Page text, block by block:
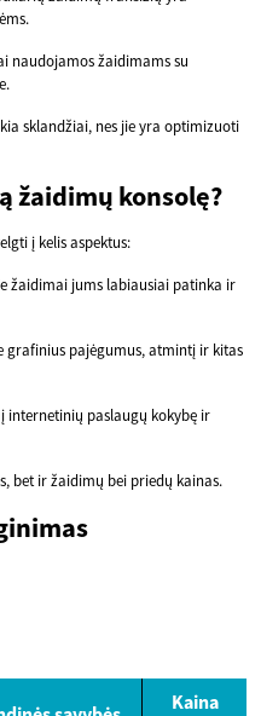
naudojamos žaidimams su
sklandžiai, nes jie yra optimizuoti
žaidimų konsolę?
į kelis aspektus:
žaidimai jums labiausiai patinka ir
grafinius pajėgumus, atmintį ir kitas
internetinių paslaugų kokybę ir
bet ir žaidimų bei priedų kainas.
Kaina